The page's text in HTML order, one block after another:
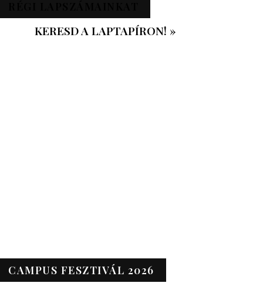
KERESD A LAPTAPÍRON! »
CAMPUS FESZTIVÁL 2026